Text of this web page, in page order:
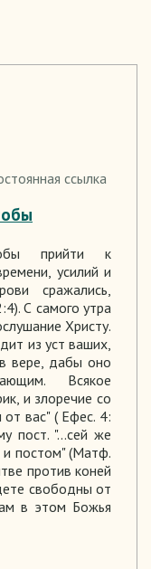
ссылка
прийти к
усилий и
сражались,
С самого утра
Христу.
из уст ваших,
вере, дабы оно
Всякое
и злоречие со
вас" ( Ефес. 4:
пост. "...сей же
и постом" (Матф.
против коней
свободны от
в этом Божья